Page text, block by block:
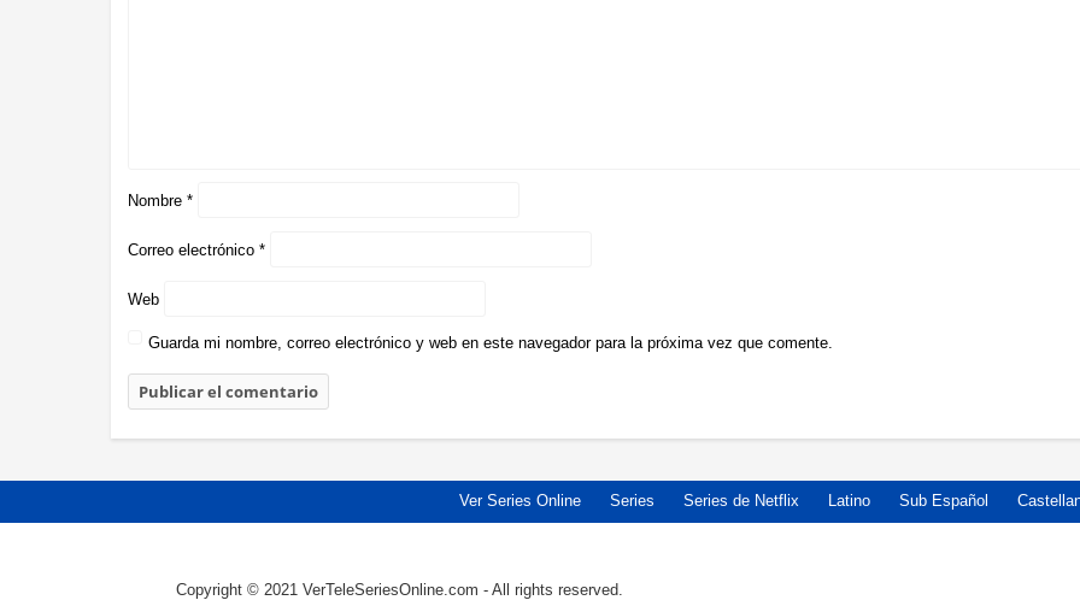
Nombre *
Correo electrónico *
Web
Guarda mi nombre, correo electrónico y web en este navegador para la próxima vez que comente.
Ver Series Online Series Series de Netflix Latino Sub Español
Copyright © 2021 VerTeleSeriesOnline.com - All rights reserved.